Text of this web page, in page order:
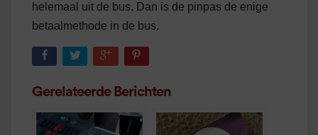
helemaal uit de bus. Dan is de pinpas de enige
betaalmethode in de bus.
Gerelateerde Berichten